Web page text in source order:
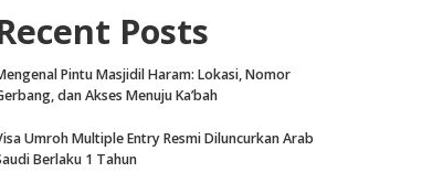
Posts
Pintu Masjidil Haram: Lokasi, Nomor
dan Akses Menuju Ka’bah
Umroh Multiple Entry Resmi Diluncurkan Arab
Berlaku 1 Tahun